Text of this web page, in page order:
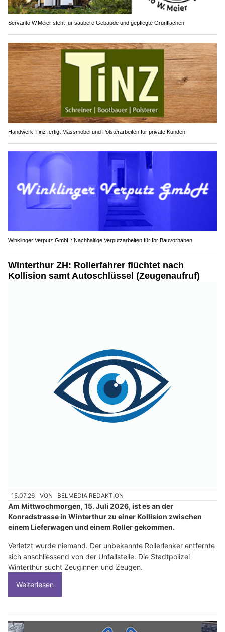
Servanto W.Meier steht für saubere Gebäude und gepflegte Grünflächen
Handwerk-Tinz fertigt Massmöbel und Polsterarbeiten für private Kunden
Winklinger Verputz GmbH: Nachhaltige Verputzarbeiten für Ihr Bauvorhaben
Winterthur ZH: Rollerfahrer flüchtet nach
Kollision samt Autoschlüssel (Zeugenaufruf)
15.07.26 VON BELMEDIA REDAKTION
Am Mittwochmorgen, 15. Juli 2026, ist es an der
Konradstrasse in Winterthur zu einer Kollision zwischen
einem Lieferwagen und einem Roller gekommen.
Verletzt wurde niemand. Der unbekannte Rollerlenker entfernte
sich anschliessend von der Unfallstelle. Die Stadtpolizei
Winterthur sucht Zeuginnen und Zeugen.
Weiterlesen